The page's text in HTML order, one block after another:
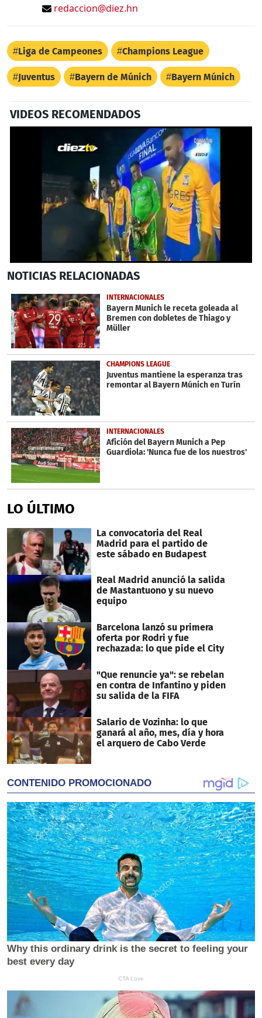
redaccion@diez.hn
Liga de Campeones Champions League
Juventus Bayern de Múnich Bayern Múnich
VIDEOS RECOMENDADOS
seconds
1
minute,
20
seconds
NOTICIAS RELACIONADAS
INTERNACIONALES
Bayern Munich le receta goleada al
Bremen con dobletes de Thiago y
Müller
CHAMPIONS LEAGUE
Juventus mantiene la esperanza tras
remontar al Bayern Múnich en Turín
INTERNACIONALES
Afición del Bayern Munich a Pep
Guardiola: 'Nunca fue de los nuestros'
LO ÚLTIMO
La convocatoria del Real
Madrid para el partido de
este sábado en Budapest
Real Madrid anunció la salida
de Mastantuono y su nuevo
equipo
Barcelona lanzó su primera
oferta por Rodri y fue
rechazada: lo que pide el City
"Que renuncie ya": se rebelan
en contra de Infantino y piden
su salida de la FIFA
Salario de Vozinha: lo que
ganará al año, mes, día y hora
el arquero de Cabo Verde